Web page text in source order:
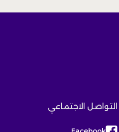
التواصل الاجتماعي